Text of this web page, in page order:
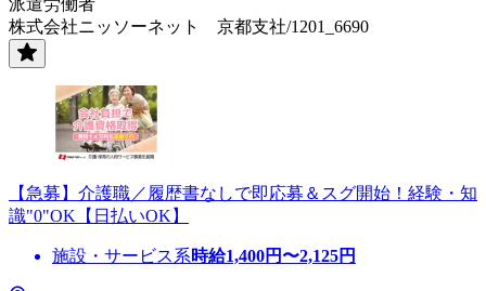
株式会社ニッソーネット 京都支社/1201_6690
【急募】介護職／履歴書なしで即応募＆スグ開始！経験・知
識"0"OK【日払いOK】
施設・サービス系時給1,400円〜2,125円